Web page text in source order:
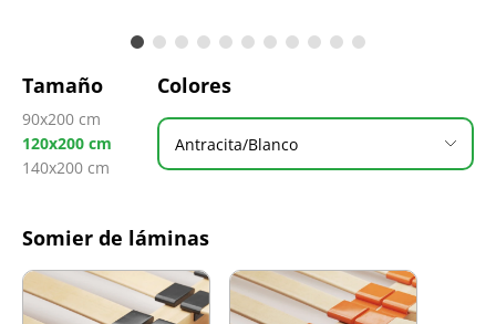
Tamaño
90x200 cm
120x200 cm
140x200 cm
Colores
Antracita/Blanco
Somier de láminas